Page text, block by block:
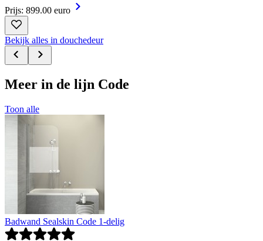
Prijs: 899.00 euro
Bekijk alles in douchedeur
Meer in de lijn Code
Toon alle
Badwand Sealskin Code 1-delig